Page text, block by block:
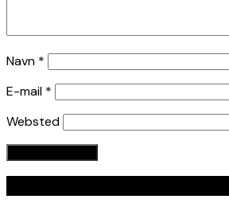
Navn *
E-mail *
Websted